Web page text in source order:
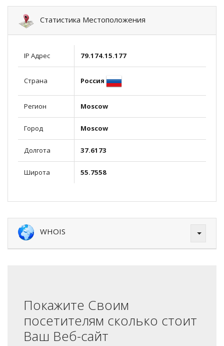
Статистика Местоположения
IP Адрес 79.174.15.177
Страна Россия
Регион Moscow
Город Moscow
Долгота 37.6173
Широта 55.7558
WHOIS
Покажите Своим
посетителям сколько стоит
Ваш Веб-сайт